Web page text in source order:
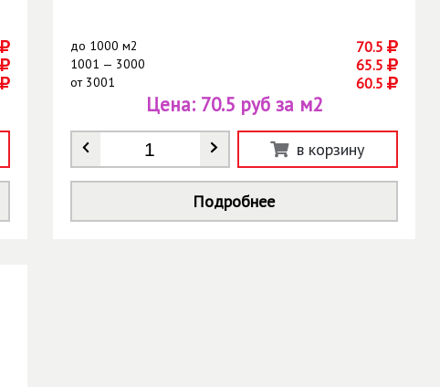
до 1000 м2 70.5
1001 — 3000 65.5
от3001 60.5
Количество *
Цена: 70.5 руб за м2
в корзину
Подробнее